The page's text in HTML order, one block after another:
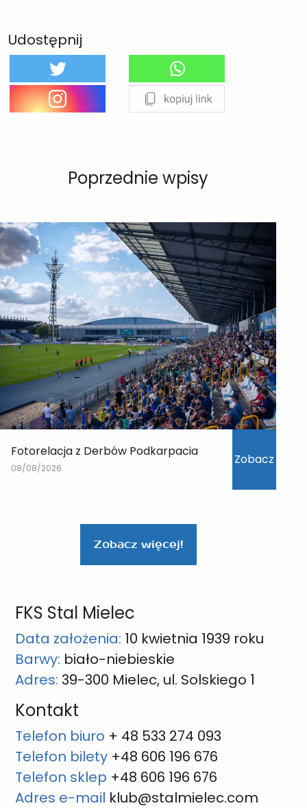
Udostępnij
Poprzednie wpisy
Fotorelacja z Derbów Podkarpacia
08/08/2026
Zobacz
Zobacz więcej!
FKS Stal Mielec
Data założenia: 10 kwietnia 1939 roku
Barwy: biało-niebieskie
Adres: 39-300 Mielec, ul. Solskiego 1
Kontakt
Telefon biuro + 48 533 274 093
Telefon bilety +48 606 196 676
Telefon sklep +48 606 196 676
Adres e-mail klub@stalmielec.com